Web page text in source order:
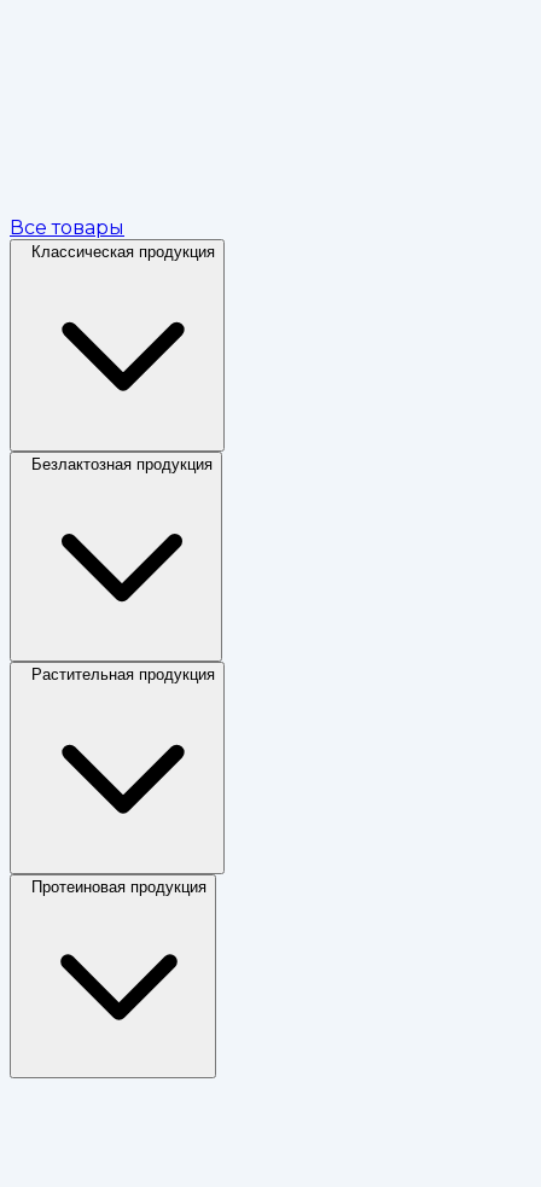
Все товары
Классическая продукция
Безлактозная продукция
Растительная продукция
Протеиновая продукция